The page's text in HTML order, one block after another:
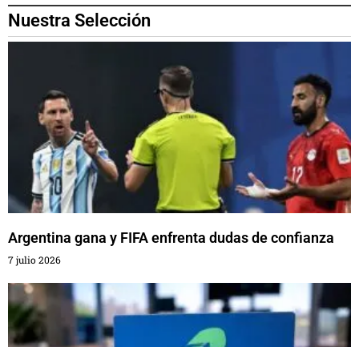
Nuestra Selección
Argentina gana y FIFA enfrenta dudas de confianza
7 julio 2026